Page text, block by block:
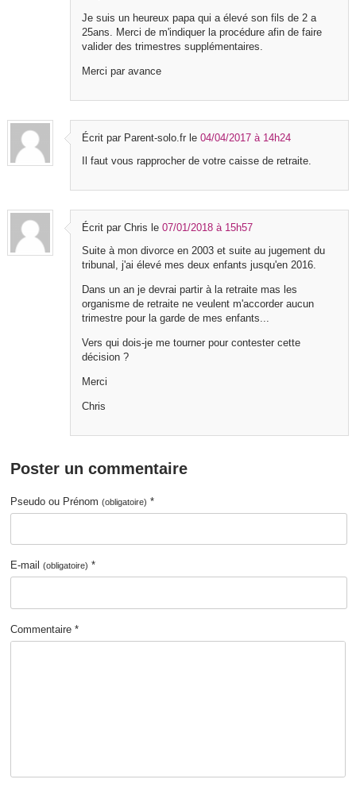
Je suis un heureux papa qui a élevé son fils de 2 a
25ans. Merci de m'indiquer la procédure afin de faire
valider des trimestres supplémentaires.
Merci par avance
Écrit par Parent-solo.fr le 04/04/2017 à 14h24
Il faut vous rapprocher de votre caisse de retraite.
Écrit par Chris le 07/01/2018 à 15h57
Suite à mon divorce en 2003 et suite au jugement du
tribunal, j'ai élevé mes deux enfants jusqu'en 2016.
Dans un an je devrai partir à la retraite mas les
organisme de retraite ne veulent m'accorder aucun
trimestre pour la garde de mes enfants...
Vers qui dois-je me tourner pour contester cette
décision ?
Merci
Chris
Poster un commentaire
Pseudo ou Prénom(obligatoire) *
E-mail(obligatoire) *
Commentaire *